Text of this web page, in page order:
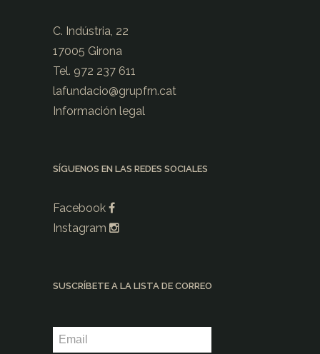
C. Indústria, 22
17005 Girona
Tel. 972 237 611
lafundacio@grupfrn.cat
Información legal
SÍGUENOS EN LAS REDES SOCIALES
Facebook
Instagram
SUSCRÍBETE A LA LISTA DE CORREO